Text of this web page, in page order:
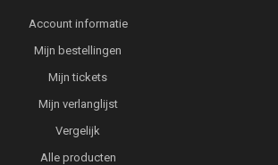
Account informatie
Mijn bestellingen
Mijn tickets
Mijn verlanglijst
Vergelijk
Alle producten